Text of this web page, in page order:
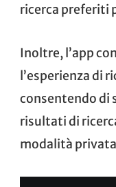
ricerca preferiti
Inoltre, l’app
l’esperienza di
consentendo di
risultati di
modalità